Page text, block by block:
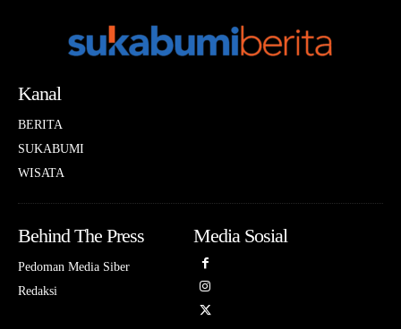
Kanal
BERITA
SUKABUMI
WISATA
Behind The Press
Pedoman Media Siber
Redaksi
Media Sosial